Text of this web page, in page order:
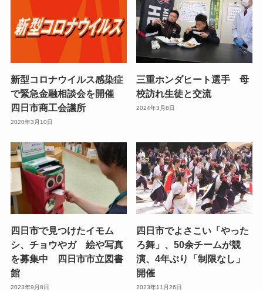
新型コロナウイルス感染症
で緊急金融相談会を開催
四日市商工会議所
2020年3月10日
三重ホンダヒート選手 母
校訪れ生徒と交流
2024年3月8日
四日市で見つけたイモム
シ、チョウやガ 絵や写真
を募集中 四日市市立図書
館
2023年9月8日
四日市でよさこい「やった
ろ舞」、50余チームが競
演、4年ぶり「制限なし」
開催
2023年11月26日